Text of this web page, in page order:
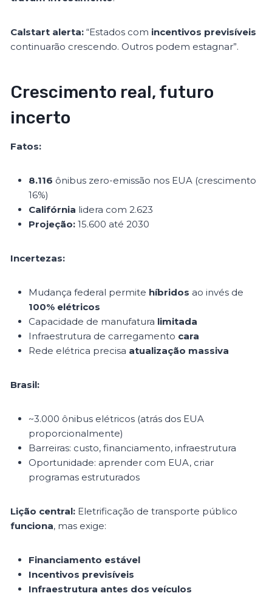
Calstart alerta: “Estados com incentivos previsíveis
continuarão crescendo. Outros podem estagnar”.
Crescimento real, futuro
incerto
Fatos:
8.116 ônibus zero-emissão nos EUA (crescimento
16%)
Califórnia lidera com 2.623
Projeção: 15.600 até 2030
Incertezas:
Mudança federal permite híbridos ao invés de
100% elétricos
Capacidade de manufatura limitada
Infraestrutura de carregamento cara
Rede elétrica precisa atualização massiva
Brasil:
~3.000 ônibus elétricos (atrás dos EUA
proporcionalmente)
Barreiras: custo, financiamento, infraestrutura
Oportunidade: aprender com EUA, criar
programas estruturados
Lição central: Eletrificação de transporte público
funciona, mas exige:
Financiamento estável
Incentivos previsíveis
Infraestrutura antes dos veículos